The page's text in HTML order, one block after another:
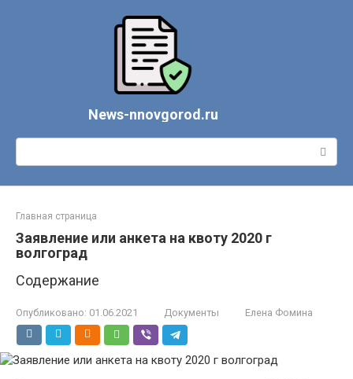
News-nnovgorod.ru
Поиск:
Главная страница
Заявление или анкета на квоту 2020 г
волгоград
Содержание
Опубликовано: 01.06.2021 Документы Елена Фомина